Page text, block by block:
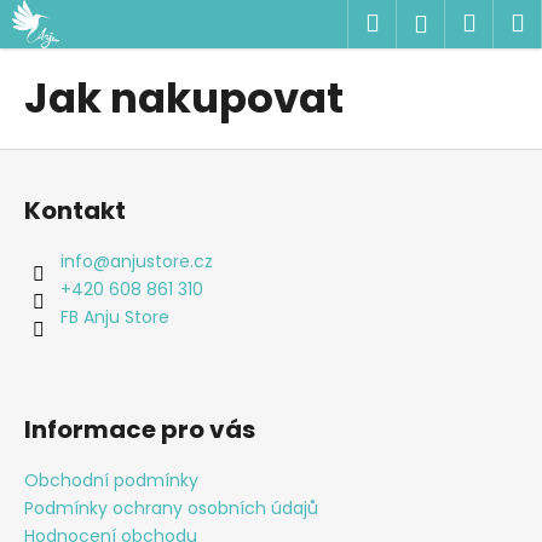
Přejít
na
obsah
Hledat
Jak nakupovat
K
o
k
o
p
o
t
ř
e
j
e
t
e
Z
Kontakt
info@anjustore.cz
+420 608 861 310
FB Anju Store
Informace pro vás
Obchodní podmínky
Podmínky ochrany osobních údajů
Hodnocení obchodu